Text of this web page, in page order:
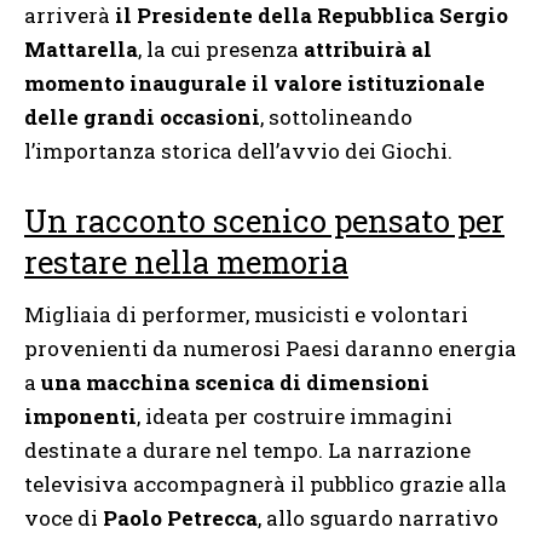
arriverà il Presidente della Repubblica Sergio
Mattarella, la cui presenza attribuirà al
momento inaugurale il valore istituzionale
delle grandi occasioni, sottolineando
l’importanza storica dell’avvio dei Giochi.
Un racconto scenico pensato per
restare nella memoria
Migliaia di performer, musicisti e volontari
provenienti da numerosi Paesi daranno energia
a una macchina scenica di dimensioni
imponenti, ideata per costruire immagini
destinate a durare nel tempo. La narrazione
televisiva accompagnerà il pubblico grazie alla
voce di Paolo Petrecca, allo sguardo narrativo